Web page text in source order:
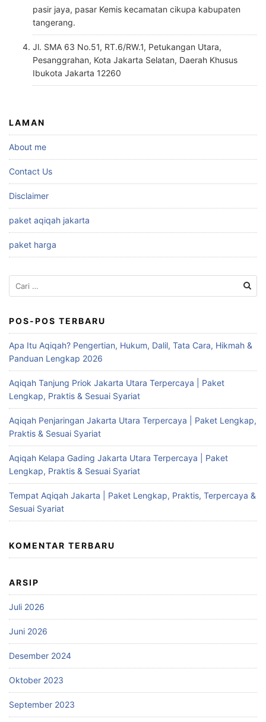
pasir jaya, pasar Kemis kecamatan cikupa kabupaten
tangerang.
Jl. SMA 63 No.51, RT.6/RW.1, Petukangan Utara,
Pesanggrahan, Kota Jakarta Selatan, Daerah Khusus
Ibukota Jakarta 12260
LAMAN
About me
Contact Us
Disclaimer
paket aqiqah jakarta
paket harga
Cari
untuk:
POS-POS TERBARU
Apa Itu Aqiqah? Pengertian, Hukum, Dalil, Tata Cara, Hikmah &
Panduan Lengkap 2026
Aqiqah Tanjung Priok Jakarta Utara Terpercaya | Paket
Lengkap, Praktis & Sesuai Syariat
Aqiqah Penjaringan Jakarta Utara Terpercaya | Paket Lengkap,
Praktis & Sesuai Syariat
Aqiqah Kelapa Gading Jakarta Utara Terpercaya | Paket
Lengkap, Praktis & Sesuai Syariat
Tempat Aqiqah Jakarta | Paket Lengkap, Praktis, Terpercaya &
Sesuai Syariat
KOMENTAR TERBARU
ARSIP
Juli 2026
Juni 2026
Desember 2024
Oktober 2023
September 2023